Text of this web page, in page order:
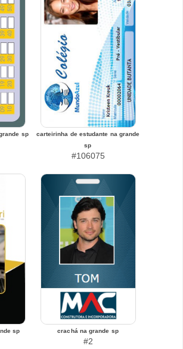
sp
carteirinha de estudante na grande
sp
#106075
sp crachá na grande sp
#2